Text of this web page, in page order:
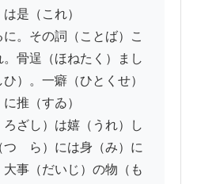
是（これ）
。その詞（ことば）こ
骨逞（ほねたく）まし
）。一癖（ひとくせ）
推（すゐ）
ざし）は嬉（うれ）し
ゞら）には身（み）に
事（だいじ）の物（も